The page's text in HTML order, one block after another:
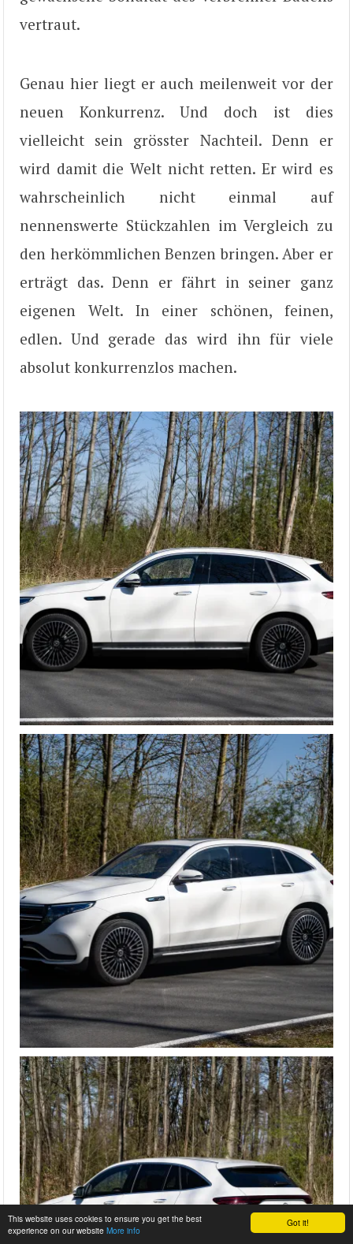
Got it!
This website uses cookies to ensure you get the best
experience on our website More info
vertraut.
Genau hier liegt er auch meilenweit vor der
neuen Konkurrenz. Und doch ist dies
vielleicht sein grösster Nachteil. Denn er
wird damit die Welt nicht retten. Er wird es
wahrscheinlich nicht einmal auf
nennenswerte Stückzahlen im Vergleich zu
den herkömmlichen Benzen bringen. Aber er
erträgt das. Denn er fährt in seiner ganz
eigenen Welt. In einer schönen, feinen,
edlen. Und gerade das wird ihn für viele
absolut konkurrenzlos machen.